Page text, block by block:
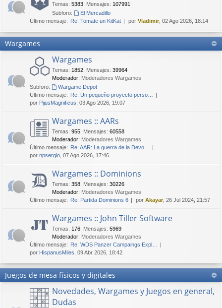
Temas: 5383 Mensajes: 107991
Subforo:
El Mercadillo
Último mensaje: Re: Tomate un KitKat por Vladimir, 02 Ago 2026, 18:14
Wargames
Wargames
Temas: 1852 Mensajes: 39964
Moderador: Moderadores Wargames
Subforo:
Wargame Depot
Último mensaje: Re: Un pequeño proyecto perso…
por PijusMagnificus , 03 Ago 2026, 19:07
Wargames :: AARs
Temas: 955 Mensajes: 60558
Moderador: Moderadores Wargames
Último mensaje: Re: AAR: La guerra de la Devo…
por npsergio , 07 Ago 2026, 17:46
Wargames :: Dominions
Temas: 358 Mensajes: 30226
Moderador: Moderadores Wargames
Último mensaje: Re: Partida Dominions 6 por Akayar, 26 Jul 2024, 21:57
Wargames :: John Tiller Software
Temas: 176 Mensajes: 5969
Moderador: Moderadores Wargames
Último mensaje: Re: WDS Panzer Campaings Expl…
por HispanusMiles , 09 Abr 2026, 18:42
Juegos de mesa físicos y digitales
Novedades, Wargames y Juegos en general,
Dudas